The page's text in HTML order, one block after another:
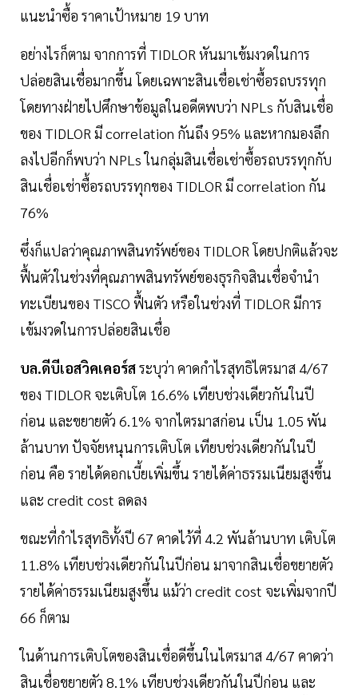
แนะนำซื้อ ราคาเป้าหมาย 19 บาท
อย่างไรก็ตาม จากการที่ TIDLOR หันมาเข้มงวดในการ
ปล่อยสินเชื่อมากขึ้น โดยเฉพาะสินเชื่อเช่าซื้อรถบรรทุก
โดยทางฝ่ายไปศึกษาข้อมูลในอดีตพบว่า NPLs กับสินเชื่อ
ของ TIDLOR มี correlation กันถึง 95% และหากมองลึก
ลงไปอีกก็พบว่า NPLs ในกลุ่มสินเชื่อเช่าซื้อรถบรรทุกกับ
สินเชื่อเช่าซื้อรถบรรทุกของ TIDLOR มี correlation กัน
76%
ซึ่งก็แปลว่าคุณภาพสินทรัพย์ของ TIDLOR โดยปกติแล้วจะ
ฟื้นตัวในช่วงที่คุณภาพสินทรัพย์ของธุรกิจสินเชื่อจำนำ
ทะเบียนของ TISCO ฟื้นตัว หรือในช่วงที่ TIDLOR มีการ
เข้มงวดในการปล่อยสินเชื่อ
บล.ดีบีเอสวิคเคอร์สระบุว่า คาดกำไรสุทธิไตรมาส 4/67
ของ TIDLOR จะเติบโต 16.6% เทียบช่วงเดียวกันในปี
ก่อน และขยายตัว 6.1% จากไตรมาสก่อน เป็น 1.05 พัน
ล้านบาท ปัจจัยหนุนการเติบโต เทียบช่วงเดียวกันในปี
ก่อน คือ รายได้ดอกเบี้ยเพิ่มขึ้น รายได้ค่าธรรมเนียมสูงขึ้น
และ credit cost ลดลง
ขณะที่กำไรสุทธิทั้งปี 67 คาดไว้ที่ 4.2 พันล้านบาท เติบโต
11.8% เทียบช่วงเดียวกันในปีก่อน มาจากสินเชื่อขยายตัว
รายได้ค่าธรรมเนียมสูงขึ้น แม้ว่า credit cost จะเพิ่มจากปี
66 ก็ตาม
ในด้านการเติบโตของสินเชื่อดีขึ้นในไตรมาส 4/67 คาดว่า
สินเชื่อขยายตัว 8.1% เทียบช่วงเดียวกันในปีก่อน และ